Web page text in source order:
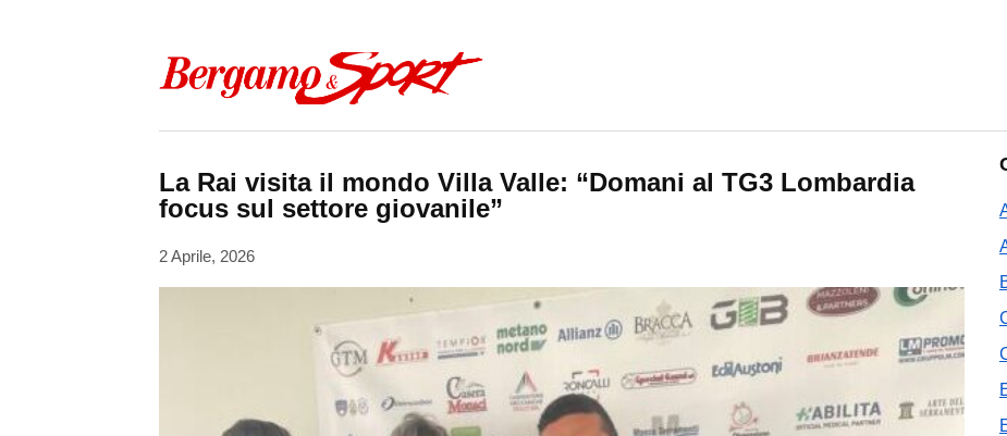
La Rai visita il mondo Villa Valle: “Domani al TG3 Lombardia
focus sul settore giovanile”
2 Aprile, 2026